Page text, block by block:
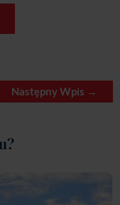
Następny Wpis →